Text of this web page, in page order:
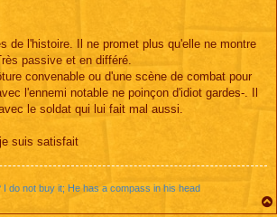
de l'histoire. Il ne promet plus qu'elle ne montre
passive et en différé.
convenable ou d'une scène de combat pour
l'ennemi notable ne poinçon d'idiot gardes-. Il
le soldat qui lui fait mal aussi.
suis satisfait
do not buy it; He has a compass in his head